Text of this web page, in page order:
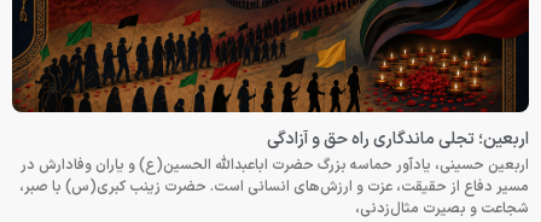
اربعین؛ تجلی ماندگاری راه حق و آزادگی
اربعین حسینی، یادآور حماسه بزرگ حضرت اباعبدالله الحسین(ع) و یاران وفادارش در
مسیر دفاع از حقیقت، عزت و ارزش‌های انسانی است. حضرت زینب کبری(س) با صبر،
شجاعت و بصیرت مثال‌زدنی،